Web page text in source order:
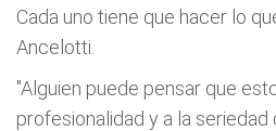
Cada uno tiene que hacer lo
Ancelotti.
"Alguien puede pensar que
profesionalidad y a la seriedad